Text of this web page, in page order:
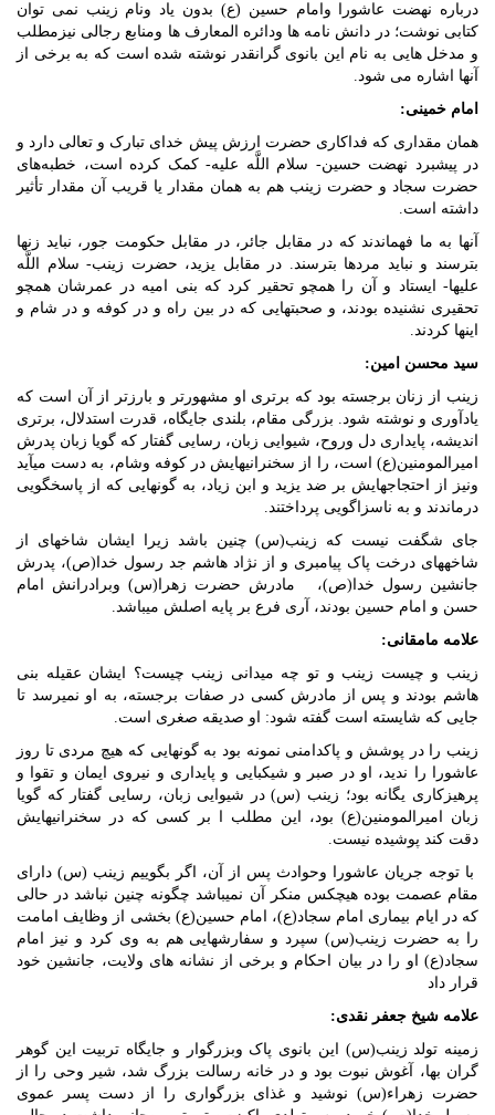
درباره نهضت عاشورا وامام حسین (ع) بدون یاد ونام زینب نمی توان
کتابی نوشت؛ در دانش نامه ها ودائره المعارف ها ومنابع رجالی نیزمطلب
و مدخل هایی به نام این بانوی گرانقدر نوشته شده است که به برخی از
آنها اشاره می شود.
امام خمینی:
همان مقداری که فداکاری حضرت ارزش پیش خدای تبارک و تعالی دارد و
در پیشبرد نهضت حسین- سلام اللَّه علیه- کمک کرده است، خطبه‌های
حضرت سجاد و حضرت زینب هم به همان مقدار یا قریب آن مقدار تأثیر
داشته است.
آنها به ما فهماندند که در مقابل جائر، در مقابل حکومت جور، نباید زنها
بترسند و نباید مردها بترسند. در مقابل یزید، حضرت زینب- سلام اللَّه
علیها- ایستاد و آن را همچو تحقیر کرد که بنی امیه در عمرشان همچو
تحقیری نشنیده بودند، و صحبتهایی که در بین راه و در کوفه و در شام و
اینها کردند.
سید محسن امین:
زینب از زنان برجسته بود که برتری او مشهورتر و بارزتر از آن است که
یادآوری و نوشته شود. بزرگی مقام، بلندی جایگاه، قدرت استدلال، برتری
اندیشه، پایداری دل وروح، شیوایی زبان، رسایی گفتار که گویا زبان پدرش
امیرالمومنین(ع) است، را از سخنرانیهایش در کوفه وشام، به دست می­آید
ونیز از احتجاجهایش بر ضد یزید و ابن زیاد، به گونه­ایی که از پاسخگویی
درماندند و به ناسزاگویی پرداختند.
جای شگفت نیست که زینب(س) چنین باشد زیرا ایشان شاخه­ای از
شاخه­های درخت پاک پیامبری و از نژاد هاشم جد رسول خدا(ص)، پدرش
جانشین رسول خدا(ص)، مادرش حضرت زهرا(س) وبرادرانش امام
حسن و امام حسین بودند، آری فرع بر پایه اصلش می­باشد.
علامه مامقانی:
زینب و چیست زینب و تو چه می­دانی زینب چیست؟ ایشان عقیله بنی
هاشم بودند و پس از مادرش کسی در صفات برجسته، به او نمی­رسد تا
جایی که شایسته است گفته شود: او صدیقه صغری است.
زینب را در پوشش و پاکدامنی نمونه بود به گونه­ایی که هیچ مردی تا روز
عاشورا را ندید، او در صبر و شیکبایی و پایداری و نیروی ایمان و تقوا و
پرهیزکاری یگانه بود؛ زینب (س) در شیوایی زبان، رسایی گفتار که گویا
زبان امیرالمومنین(ع) بود، این مطلب ا بر کسی که در سخنرانیهایش
دقت کند پوشیده نیست.
با توجه جریان عاشورا وحوادث پس از آن، اگر بگوییم زینب (س) دارای
مقام عصمت بوده هیچکس منکر آن نمی­باشد چگونه چنین نباشد در حالی
که در ایام بیماری امام سجاد(ع)، امام حسین(ع) بخشی از وظایف امامت
را به حضرت زینب(س) سپرد و سفارشهایی هم به وی کرد و نیز امام
سجاد(ع) او را در بیان احکام و برخی از نشانه های ولایت، جانشین خود
قرار داد
علامه شیخ جعفر نقدی:
زمینه تولد زینب(س) این بانوی پاک وبزرگوار و جایگاه تربیت این گوهر
گران بها، آغوش نبوت بود و در خانه رسالت بزرگ شد، شیر وحی را از
حضرت زهراء(س) نوشید و غذای بزرگواری را از دست پسر عموی